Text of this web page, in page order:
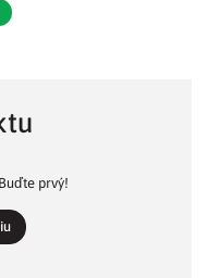
prvý!